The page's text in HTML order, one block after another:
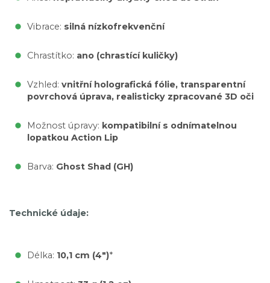
Vibrace: silná nízkofrekvenční
Chrastítko: ano (chrastící kuličky)
Vzhled: vnitřní holografická fólie, transparentní
povrchová úprava, realisticky zpracované 3D oči
Možnost úpravy: kompatibilní s odnímatelnou
lopatkou Action Lip
Barva: Ghost Shad (GH)
Technické údaje:
Délka: 10,1 cm (4")*